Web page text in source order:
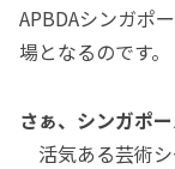
APBDAシンガポ
場となるのです。
さぁ、シンガポー
活気ある芸術